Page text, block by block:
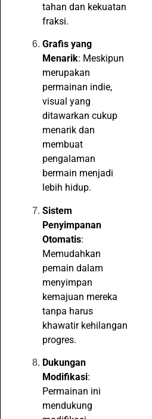
tahan dan kekuatan
fraksi.
Grafis yang
Menarik: Meskipun
merupakan
permainan indie,
visual yang
ditawarkan cukup
menarik dan
membuat
pengalaman
bermain menjadi
lebih hidup.
Sistem
Penyimpanan
Otomatis:
Memudahkan
pemain dalam
menyimpan
kemajuan mereka
tanpa harus
khawatir kehilangan
progres.
Dukungan
Modifikasi:
Permainan ini
mendukung